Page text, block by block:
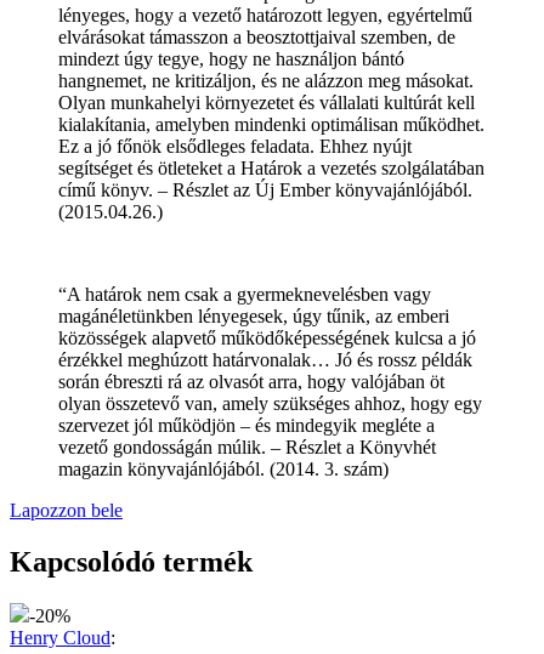
lényeges, hogy a vezető határozott legyen, egyértelmű
elvárásokat támasszon a beosztottjaival szemben, de
mindezt úgy tegye, hogy ne használjon bántó
hangnemet, ne kritizáljon, és ne alázzon meg másokat.
Olyan munkahelyi környezetet és vállalati kultúrát kell
kialakítania, amelyben mindenki optimálisan működhet.
Ez a jó főnök elsődleges feladata. Ehhez nyújt
segítséget és ötleteket a Határok a vezetés szolgálatában
című könyv. – Részlet az Új Ember könyvajánlójából.
(2015.04.26.)
“A határok nem csak a gyermeknevelésben vagy
magánéletünkben lényegesek, úgy tűnik, az emberi
közösségek alapvető működőképességének kulcsa a jó
érzékkel meghúzott határvonalak… Jó és rossz példák
során ébreszti rá az olvasót arra, hogy valójában öt
olyan összetevő van, amely szükséges ahhoz, hogy egy
szervezet jól működjön – és mindegyik megléte a
vezető gondosságán múlik. – Részlet a Könyvhét
magazin könyvajánlójából. (2014. 3. szám)
Lapozzon bele
Kapcsolódó termék
-20%
Henry Cloud: